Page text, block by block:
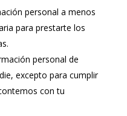
personal a menos
para prestarte los
personal de
excepto para cumplir
con tu